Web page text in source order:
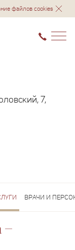
файлов cookies
7,
ВРАЧИ И
−